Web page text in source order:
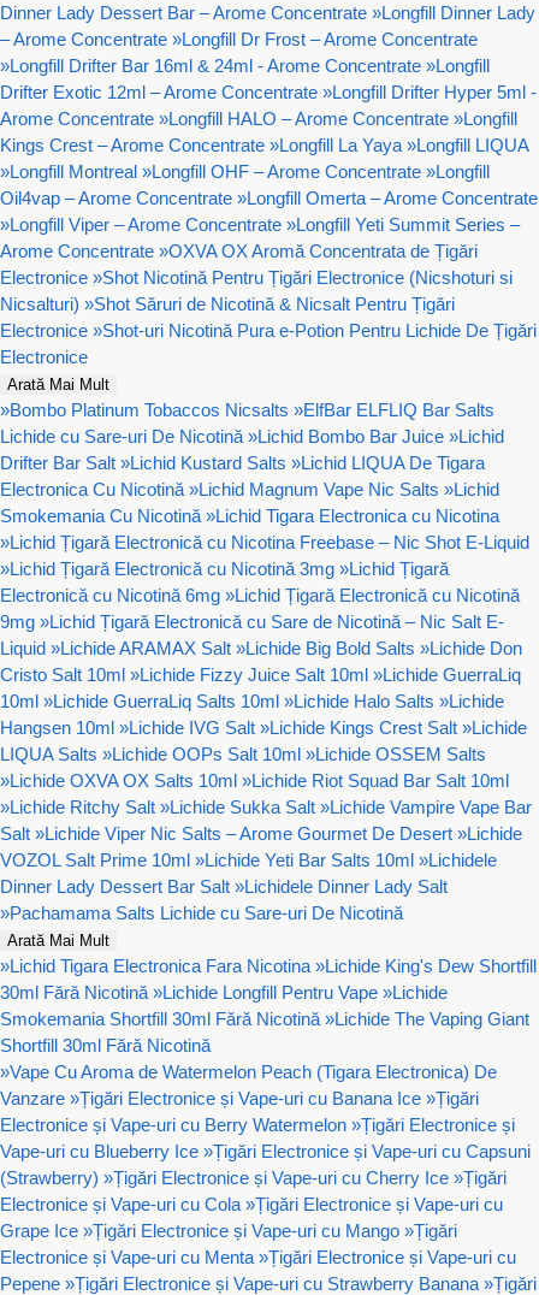
Dinner Lady Dessert Bar – Arome Concentrate »Longfill Dinner Lady
– Arome Concentrate »Longfill Dr Frost – Arome Concentrate
»Longfill Drifter Bar 16ml & 24ml - Arome Concentrate »Longfill
Drifter Exotic 12ml – Arome Concentrate »Longfill Drifter Hyper 5ml -
Arome Concentrate »Longfill HALO – Arome Concentrate »Longfill
Kings Crest – Arome Concentrate »Longfill La Yaya »Longfill LIQUA
»Longfill Montreal »Longfill OHF – Arome Concentrate »Longfill
Oil4vap – Arome Concentrate »Longfill Omerta – Arome Concentrate
»Longfill Viper – Arome Concentrate »Longfill Yeti Summit Series –
Arome Concentrate »OXVA OX Aromă Concentrata de Țigări
Electronice »Shot Nicotină Pentru Țigări Electronice (Nicshoturi si
Nicsalturi) »Shot Săruri de Nicotină & Nicsalt Pentru Țigări
Electronice »Shot-uri Nicotină Pura e-Potion Pentru Lichide De Țigări
Electronice
Arată Mai Mult
»Bombo Platinum Tobaccos Nicsalts »ElfBar ELFLIQ Bar Salts
Lichide cu Sare-uri De Nicotină »Lichid Bombo Bar Juice »Lichid
Drifter Bar Salt »Lichid Kustard Salts »Lichid LIQUA De Tigara
Electronica Cu Nicotină »Lichid Magnum Vape Nic Salts »Lichid
Smokemania Cu Nicotină »Lichid Tigara Electronica cu Nicotina
»Lichid Țigară Electronică cu Nicotina Freebase – Nic Shot E-Liquid
»Lichid Țigară Electronică cu Nicotină 3mg »Lichid Țigară
Electronică cu Nicotină 6mg »Lichid Țigară Electronică cu Nicotină
9mg »Lichid Țigară Electronică cu Sare de Nicotină – Nic Salt E-
Liquid »Lichide ARAMAX Salt »Lichide Big Bold Salts »Lichide Don
Cristo Salt 10ml »Lichide Fizzy Juice Salt 10ml »Lichide GuerraLiq
10ml »Lichide GuerraLiq Salts 10ml »Lichide Halo Salts »Lichide
Hangsen 10ml »Lichide IVG Salt »Lichide Kings Crest Salt »Lichide
LIQUA Salts »Lichide OOPs Salt 10ml »Lichide OSSEM Salts
»Lichide OXVA OX Salts 10ml »Lichide Riot Squad Bar Salt 10ml
»Lichide Ritchy Salt »Lichide Sukka Salt »Lichide Vampire Vape Bar
Salt »Lichide Viper Nic Salts – Arome Gourmet De Desert »Lichide
VOZOL Salt Prime 10ml »Lichide Yeti Bar Salts 10ml »Lichidele
Dinner Lady Dessert Bar Salt »Lichidele Dinner Lady Salt
»Pachamama Salts Lichide cu Sare-uri De Nicotină
Arată Mai Mult
»Lichid Tigara Electronica Fara Nicotina »Lichide King's Dew Shortfill
30ml Fără Nicotină »Lichide Longfill Pentru Vape »Lichide
Smokemania Shortfill 30ml Fără Nicotină »Lichide The Vaping Giant
Shortfill 30ml Fără Nicotină
»Vape Cu Aroma de Watermelon Peach (Tigara Electronica) De
Vanzare »Țigări Electronice și Vape-uri cu Banana Ice »Țigări
Electronice și Vape-uri cu Berry Watermelon »Țigări Electronice și
Vape-uri cu Blueberry Ice »Țigări Electronice și Vape-uri cu Capsuni
(Strawberry) »Țigări Electronice și Vape-uri cu Cherry Ice »Țigări
Electronice și Vape-uri cu Cola »Țigări Electronice și Vape-uri cu
Grape Ice »Țigări Electronice și Vape-uri cu Mango »Țigări
Electronice și Vape-uri cu Menta »Țigări Electronice și Vape-uri cu
Pepene »Țigări Electronice și Vape-uri cu Strawberry Banana »Țigări